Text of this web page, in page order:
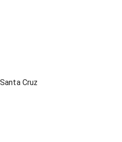
Santa Cruz